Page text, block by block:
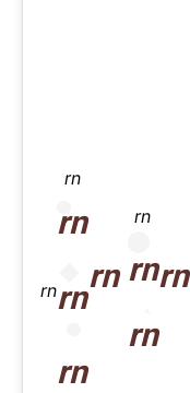
rn
rn
rn
rn
rn
rn
rn
rn
rn
rn